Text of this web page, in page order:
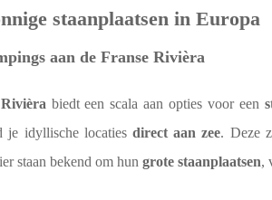
staanplaatsen in Europa
aan de Franse Rivièra
biedt een scala aan opties voor een
je idyllische locaties direct aan zee. Deze
staan bekend om hun grote staanplaatsen,